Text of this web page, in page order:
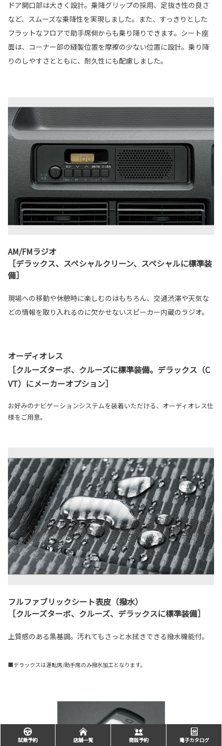
ドア開口部は大きく設計。乗降グリップの採用、足抜き性の良さ
など、スムーズな乗降性を実現しました。また、すっきりとした
フラットなフロアで助手席側からも乗り降りできます。シート座
面は、コーナー部の縫製位置を摩擦の少ない位置に設計。乗り降
りのしやすさとともに、耐久性にも配慮しました。
AM/FMラジオ
［デラックス、スペシャルクリーン、スペシャルに標準装
備］
現場への移動や休憩時に楽しむのはもちろん、交通渋滞や天気な
どの情報を取り入れるのに欠かせないスピーカー内蔵のラジオ。
オーディオレス
［クルーズターボ、クルーズに標準装備。デラックス（C
VT）にメーカーオプション］
お好みのナビゲーションシステムを装着いただける、オーディオレス仕
様をご用意。
フルファブリックシート表皮（撥水）
［クルーズターボ、クルーズ、デラックスに標準装備］
上質感のある黒基調。汚れてもさっと水拭きできる撥水機能付。
■デラックスは運転席/助手席のみ撥水加工となります。
試乗予約 店舗一覧 商談予約 電子カタログ